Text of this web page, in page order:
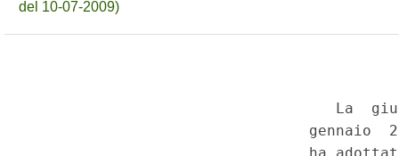
del 10-07-2009)